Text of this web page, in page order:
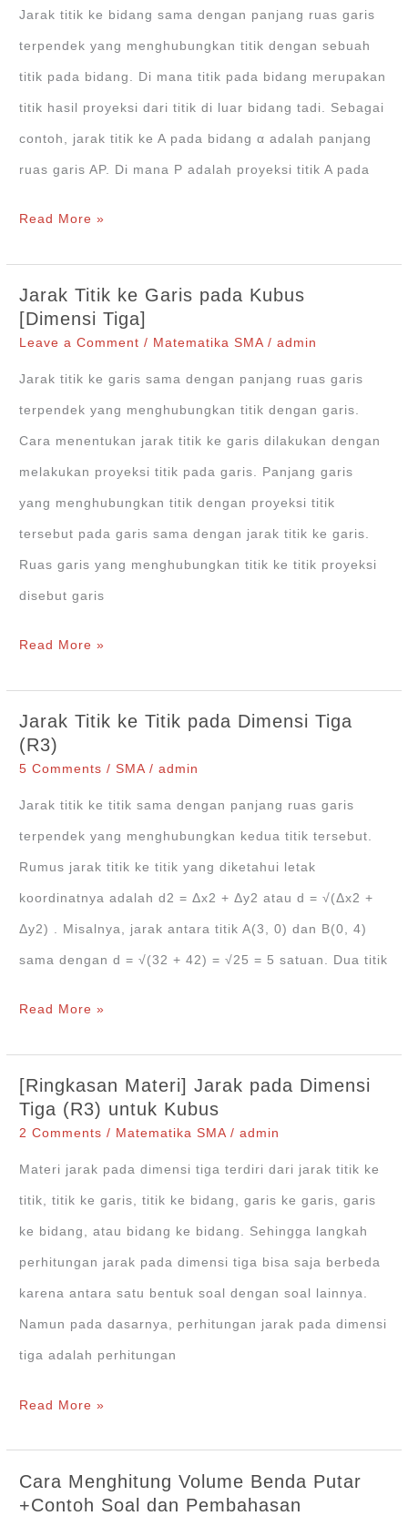
Kubus
ABCD
EFGH
Jarak titik ke bidang sama dengan panjang ruas garis
terpendek yang menghubungkan titik dengan sebuah
titik pada bidang. Di mana titik pada bidang merupakan
titik hasil proyeksi dari titik di luar bidang tadi. Sebagai
contoh, jarak titik ke A pada bidang α adalah panjang
ruas garis AP. Di mana P adalah proyeksi titik A pada
Jarak
Bidang
pada
Dimensi
Tiga
(R3)
Read More »
Jarak Titik ke Garis pada Kubus
[Dimensi Tiga]
Leave a Comment / Matematika SMA/admin
Jarak titik ke garis sama dengan panjang ruas garis
terpendek yang menghubungkan titik dengan garis.
Cara menentukan jarak titik ke garis dilakukan dengan
melakukan proyeksi titik pada garis. Panjang garis
yang menghubungkan titik dengan proyeksi titik
tersebut pada garis sama dengan jarak titik ke garis.
Ruas garis yang menghubungkan titik ke titik proyeksi
disebut garis
Jarak
Garis
pada
Kubus
[Dimensi
Tiga]
Read More »
Jarak Titik ke Titik pada Dimensi Tiga
(R3)
5 Comments /SMA/admin
Jarak titik ke titik sama dengan panjang ruas garis
terpendek yang menghubungkan kedua titik tersebut.
Rumus jarak titik ke titik yang diketahui letak
koordinatnya adalah d2 = Δx2 + Δy2 atau d = √(Δx2 +
Δy2) . Misalnya, jarak antara titik A(3, 0) dan B(0, 4)
sama dengan d = √(32 + 42) = √25 = 5 satuan. Dua titik
Jarak
Titik
pada
Dimensi
Tiga
(R3)
Read More »
[Ringkasan Materi] Jarak pada Dimensi
Tiga (R3) untuk Kubus
2 Comments / Matematika SMA/admin
Materi jarak pada dimensi tiga terdiri dari jarak titik ke
titik, titik ke garis, titik ke bidang, garis ke garis, garis
ke bidang, atau bidang ke bidang. Sehingga langkah
perhitungan jarak pada dimensi tiga bisa saja berbeda
karena antara satu bentuk soal dengan soal lainnya.
Namun pada dasarnya, perhitungan jarak pada dimensi
tiga adalah perhitungan
[Ringkasan
pada
Read More »
Cara Menghitung Volume Benda Putar
+Contoh Soal dan Pembahasan